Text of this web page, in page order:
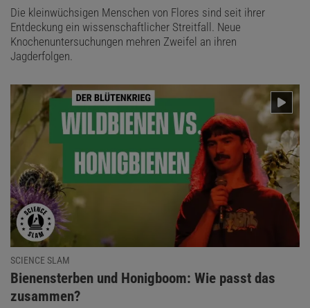
Die kleinwüchsigen Menschen von Flores sind seit ihrer
Entdeckung ein wissenschaftlicher Streitfall. Neue
Knochenuntersuchungen mehren Zweifel an ihren
Jagderfolgen.
SCIENCE SLAM
:
Bienensterben und Honigboom: Wie passt das
zusammen?